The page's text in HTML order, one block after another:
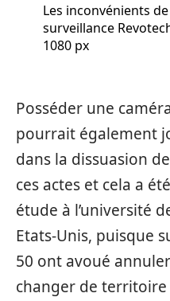
Les inconvénients
surveillance
1080 px
Posséder une
pourrait également
dans la dissuasion
ces actes et cela a
étude à l’université
Etats-Unis, puisque
50 ont avoué
changer de territoire